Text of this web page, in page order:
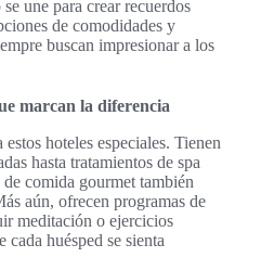
se une para crear recuerdos
de comodidades y
buscan impresionar a los
marcan la diferencia
estos hoteles especiales. Tienen
hasta tratamientos de spa
comida gourmet también
aún, ofrecen programas de
meditación o ejercicios
cada huésped se sienta